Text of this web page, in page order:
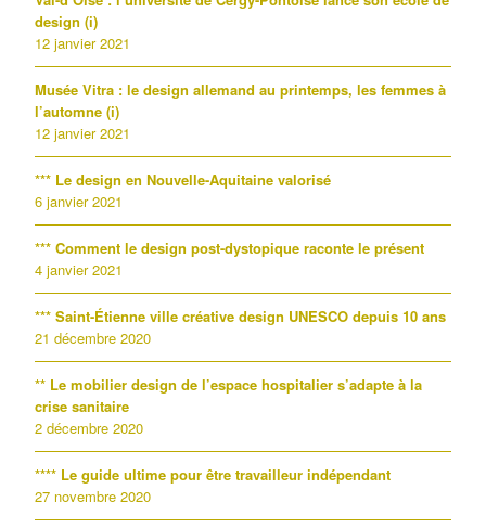
design (i)
12 janvier 2021
Musée Vitra : le design allemand au printemps, les femmes à
l’automne (i)
12 janvier 2021
*** Le design en Nouvelle-Aquitaine valorisé
6 janvier 2021
*** Comment le design post-dystopique raconte le présent
4 janvier 2021
*** Saint-Étienne ville créative design UNESCO depuis 10 ans
21 décembre 2020
** Le mobilier design de l’espace hospitalier s’adapte à la
crise sanitaire
2 décembre 2020
**** Le guide ultime pour être travailleur indépendant
27 novembre 2020